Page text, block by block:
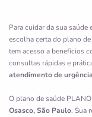
Para cuidar da sua saúde
escolha certa do plano
tem acesso a benefícios
consultas rápidas e
atendimento de
O plano de saúde
Osasco, São Paulo. Sua